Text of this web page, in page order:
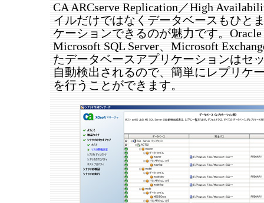
CA ARCserve Replication／High
イルだけではなくデータベースもひと
ケーションできるのが魅力です。Oracle
Microsoft SQL Server、Microsoft
たデータベースアプリケーションはセ
自動検出されるので、簡単にレプリケ
を行うことができます。